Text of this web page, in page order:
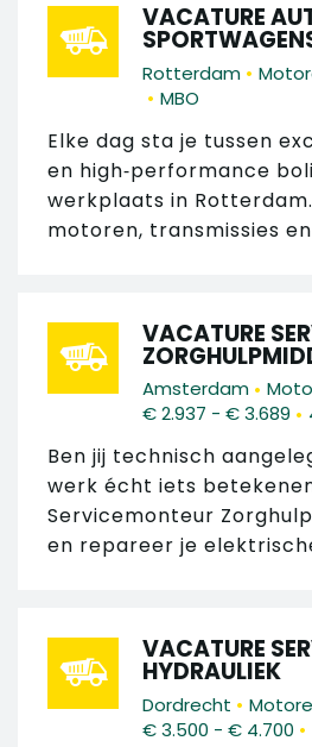
VACATURE
Rotterdam •
• MBO
Elke dag sta je tussen
en high‑performance
werkplaats in
motoren, transmissies
VACATURE
Amsterdam •
€ 2.937 - € 3.689 •
Ben jij technisch
werk écht iets
Servicemonteur
en repareer je
VACATURE
HYDRAULIEK
Dordrecht •
€ 3.500 - € 4.700 •